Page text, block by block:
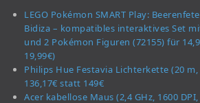
LEGO Pokémon SMART Play:
Bidiza – kompatibles interaktives Set
und 2 Pokémon Figuren (72155) für
19,99€)
Philips Hue Festavia Lichterkette (20 m,
136,17€ statt 149€
Acer kabellose Maus (2,4 GHz, 1600